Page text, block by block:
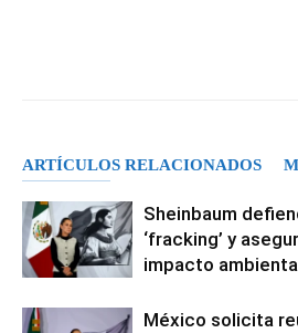
ARTÍCULOS RELACIONADOS
Sheinbaum
‘fracking’ y
impacto
México solicita